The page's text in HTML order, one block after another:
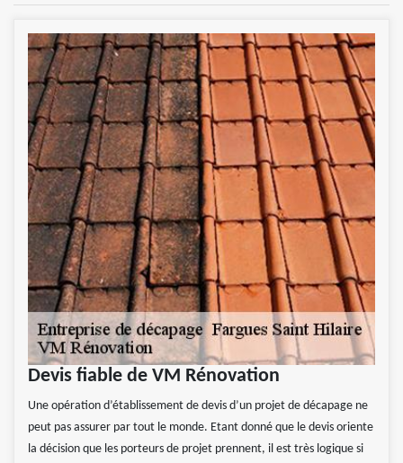
Devis fiable de VM Rénovation
Une opération d’établissement de devis d’un projet de décapage ne
peut pas assurer par tout le monde. Etant donné que le devis oriente
la décision que les porteurs de projet prennent, il est très logique si